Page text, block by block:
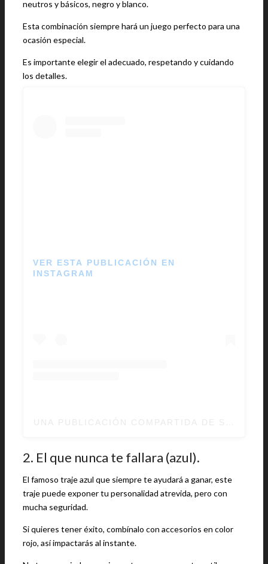
neutros y básicos, negro y blanco.
Esta combinación siempre hará un juego perfecto para una
ocasión especial.
Es importante elegir el adecuado, respetando y cuidando
los detalles.
VER ESTA PUBLICACIÓN EN
INSTAGRAM
2. El que nunca te fallara (azul).
El famoso traje azul que siempre te ayudará a ganar, este
traje puede exponer tu personalidad atrevida, pero con
mucha seguridad.
Si quieres tener éxito, combínalo con accesorios en color
rojo, así impactarás al instante.